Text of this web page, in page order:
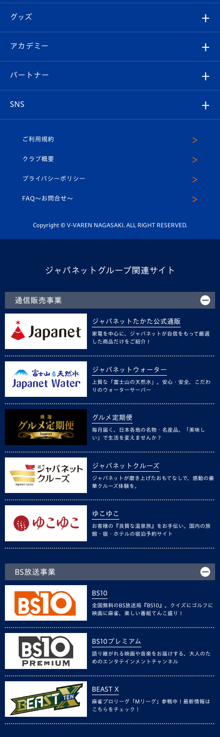
チケット
イベント
メディア
ホームタウン
スタッフプロフィール
マスコット紹介
平和祈念活動
ホームタウン活動
はじめての観戦ガイド
Revive Team
ヴィヴィくんの長崎おもてなしガイド
フォトギャラリー
スタジアムグルメ
チケット
V-LOVERS（ファンクラブ）
プレイヤーズスイート
グッズ
オンラインショップ
店舗情報
アカデミー
育成からのお知らせ
U-18
スクール
パートナー
SNS
ヴィヴィくんインスタグラム
公式LINE＠
ご利用規約
クラブ概要
プライバシーポリシー
FAQ〜お問合せ〜
Copyright © V-VAREN NAGASAKI. ALL RIGHT RESERVED.
ジャパネットグループ関連サイト
通信販売事業
ジャパネットたかた公式通販
家電を中心に、ジャパネットが自信をもって厳選
した商品だけをご紹介！
ジャパネットウォーター
上質な「富士山の天然水」。安心・安全、こだわ
りのウォーターサーバー
グルメ定期便
毎月届く、日本各地の名物・名産品。「美味し
い」で生活を変えませんか？
ジャパネットクルーズ
ジャパネットが磨き上げたおもてなしで、感動の豪
華クルーズ体験を。
ゆこゆこ
お客様の『良質な温泉旅』をお手伝い。国内の旅
館・宿・ホテルの宿泊予約サイト
BS放送事業
BS10
全国無料のBS放送局『BS10』。クイズにゴルフに
映画に麻雀、楽しい番組てんこ盛り！
BS10プレミアム
語り継がれる映画や音楽をお届けする、大人のた
めのエンタテインメントチャンネル
BEAST X
麻雀プロリーグ「Mリーグ」参戦中！最新情報は
こちらをチェック！